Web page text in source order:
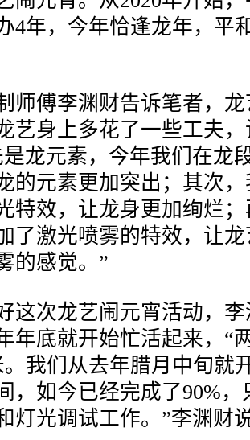
4年，今年恰逢龙年，平
傅李渊财告诉笔者，龙
艺身上多花了一些工夫
龙元素，今年我们在龙
的元素更加突出；其次
特效，让龙身更加绚烂
了激光喷雾的特效，让
的感觉。”
次龙艺闹元宵活动，李
年底就开始忙活起来，“
。我们从去年腊月中旬就
，如今已经完成了90%
灯光调试工作。”李渊财